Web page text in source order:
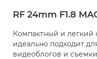
RF 24mm F1.8
Компактный и легкий
идеально подходит
видеоблогов и